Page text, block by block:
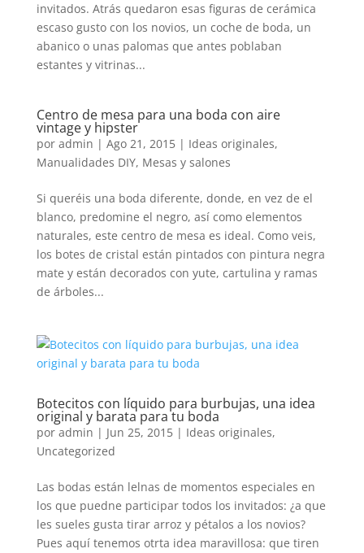
invitados. Atrás quedaron esas figuras de cerámica
escaso gusto con los novios, un coche de boda, un
abanico o unas palomas que antes poblaban
estantes y vitrinas...
Centro de mesa para una boda con aire
vintage y hipster
por admin | Ago 21, 2015| Ideas originales,
Manualidades DIY, Mesas y salones
Si queréis una boda diferente, donde, en vez de el
blanco, predomine el negro, así como elementos
naturales, este centro de mesa es ideal. Como veis,
los botes de cristal están pintados con pintura negra
mate y están decorados con yute, cartulina y ramas
de árboles...
Botecitos con líquido para burbujas, una idea
original y barata para tu boda
por admin | Jun 25, 2015| Ideas originales,
Uncategorized
Las bodas están lelnas de momentos especiales en
los que puedne participar todos los invitados: ¿a que
les sueles gusta tirar arroz y pétalos a los novios?
Pues aquí tenemos otrta idea maravillosa: que tiren